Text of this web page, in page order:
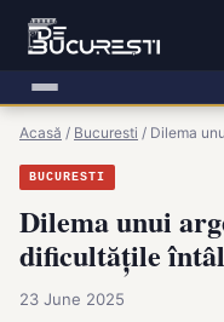
Acasă / Bucuresti / Dilema
BUCURESTI
Dilema unui
dificultățile
23 June 2025